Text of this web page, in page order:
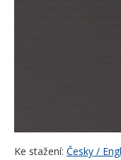
Ke stažení: Česky /